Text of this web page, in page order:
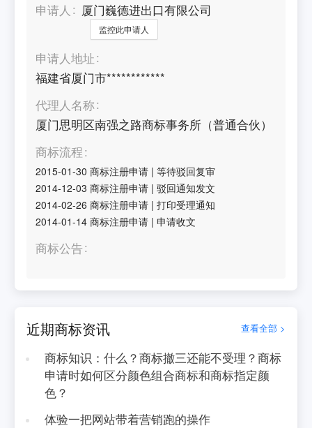
申请人
厦门巍德进出口有限公司
监控此申请人
申请人地址
福建省厦门市************
代理人名称
厦门思明区南强之路商标事务所（普通合伙）
商标流程
2015-01-30 商标注册申请 |等待驳回复审
2014-12-03 商标注册申请 |驳回通知发文
2014-02-26 商标注册申请 |打印受理通知
2014-01-14 商标注册申请 |申请收文
商标公告
近期商标资讯 查看全部 >
商标知识：什么？商标撤三还能不受理？商标
申请时如何区分颜色组合商标和商标指定颜
色？
体验一把网站带着营销跑的操作